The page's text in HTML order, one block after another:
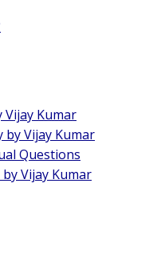
Vijay Kumar
by Vijay Kumar
Questions
Vijay Kumar